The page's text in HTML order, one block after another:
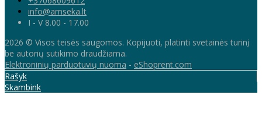
info@amseka.lt
I - V 8.00 - 17.00
2026 © Visos teisės saugomos. Kopijuoti, platinti svetainės turinį
be autorių sutikimo draudžiama.
Elektroninių parduotuvių nuoma - eShoprent.com
Rašyk
Skambink